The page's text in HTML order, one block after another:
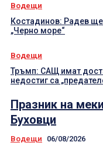
Водещи
Костадинов: Радев ще
„Черно море“
Водещи
Тръмп: САЩ имат
недостиг са
Празник на
Буховци
Водещи 06/08/2026